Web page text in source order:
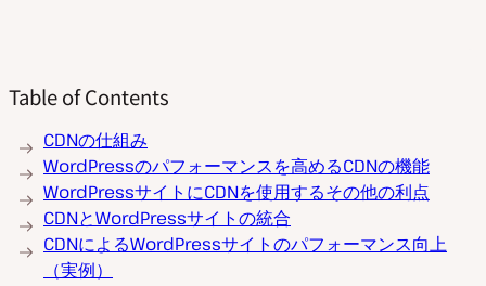
Table of Contents
CDNの仕組み
WordPressのパフォーマンスを高めるCDNの機能
WordPressサイトにCDNを使用するその他の利点
CDNとWordPressサイトの統合
CDNによるWordPressサイトのパフォーマンス向上
（実例）